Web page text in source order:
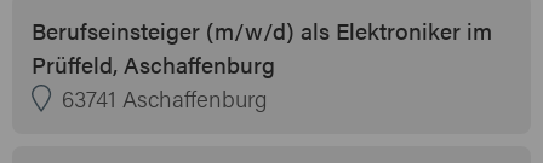
Berufseinsteiger (m/w/d) als Elektroniker im
Prüffeld, Aschaffenburg
63741 Aschaffenburg